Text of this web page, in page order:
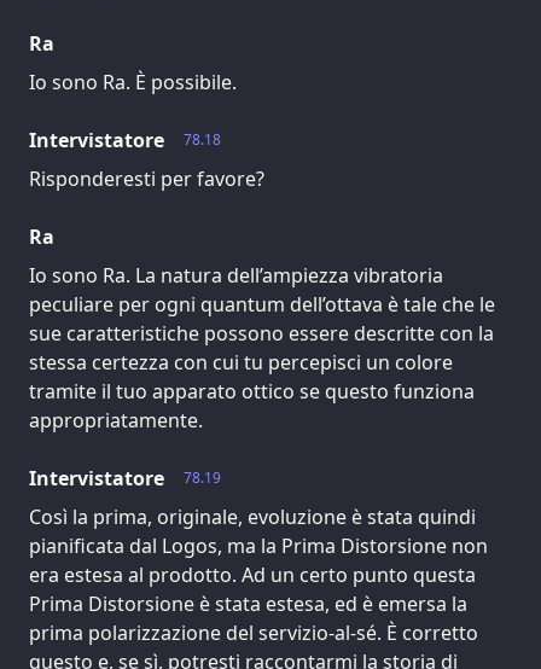
Ra
Io sono Ra. È possibile.
78.18
Intervistatore
Risponderesti per favore?
Ra
Io sono Ra. La natura dell’ampiezza vibratoria
peculiare per ogni quantum dell’ottava è tale che le
sue caratteristiche possono essere descritte con la
stessa certezza con cui tu percepisci un colore
tramite il tuo apparato ottico se questo funziona
appropriatamente.
78.19
Intervistatore
Così la prima, originale, evoluzione è stata quindi
pianificata dal Logos, ma la Prima Distorsione non
era estesa al prodotto. Ad un certo punto questa
Prima Distorsione è stata estesa, ed è emersa la
prima polarizzazione del servizio-al-sé. È corretto
questo e, se sì, potresti raccontarmi la storia di